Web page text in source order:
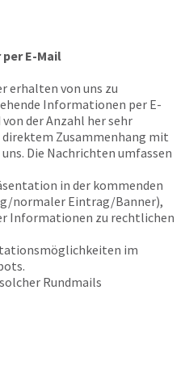
E-Mail
erhalten von uns zu
Informationen per E-
der Anzahl her sehr
Zusammenhang mit
Die Nachrichten umfassen
in der kommenden
normaler Eintrag/Banner),
Informationen zu rechtlichen
im
Rundmails